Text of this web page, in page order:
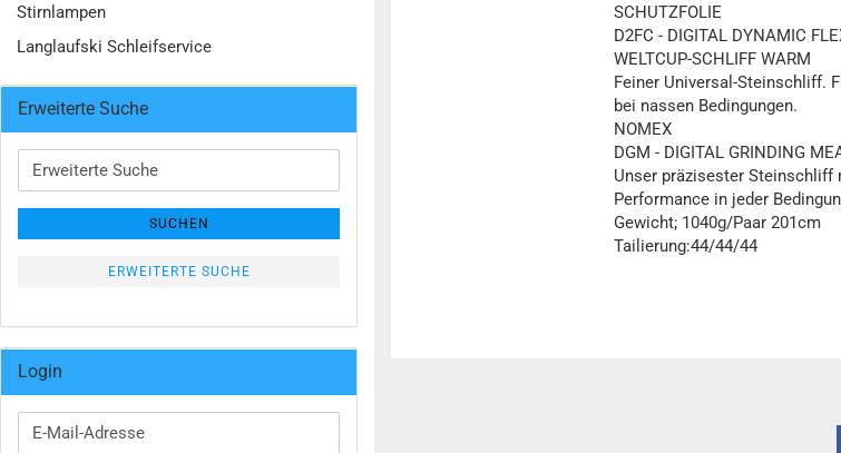
SCHUTZFOLIE
D2FC - DIGITAL DYNAMIC
WELTCUP-SCHLIFF WARM
Feiner Universal-Steinschliff.
bei nassen Bedingungen.
NOMEX
DGM - DIGITAL GRINDING
Unser präzisester
Performance in jeder
Gewicht; 1040g/Paar 201cm
Tailierung:44/44/44
Stirnlampen
Langlaufski Schleifservice
Erweiterte Suche
Erweiterte
Suche
SUCHEN
ERWEITERTE SUCHE
Login
E-